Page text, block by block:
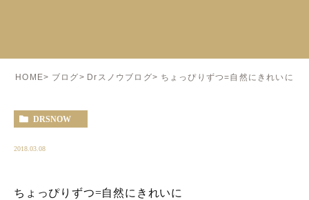
HOME ブログ Drスノウブログ ちょっぴりずつ=自然にきれいに
DRSNOW
2018.03.08
ちょっぴりずつ=自然にきれいに